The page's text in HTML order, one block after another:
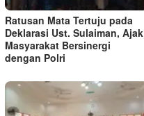
Ratusan Mata Tertuju pada
Deklarasi Ust. Sulaiman, Ajak
Masyarakat Bersinergi
dengan Polri